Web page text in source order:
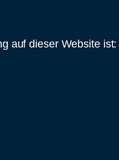
auf dieser Website ist: